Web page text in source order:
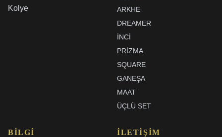
Kolye
ARKHE
DREAMER
İNCI
PRIZMA
SQUARE
GANEŞA
MAAT
ÜÇLÜ SET
BILGI İLETIŞIM